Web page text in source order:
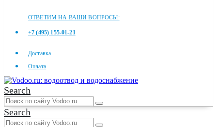
ОТВЕТИМ НА ВАШИ ВОПРОСЫ:
+7 (495) 155-01-21
Доставка
Оплата
Search
Search